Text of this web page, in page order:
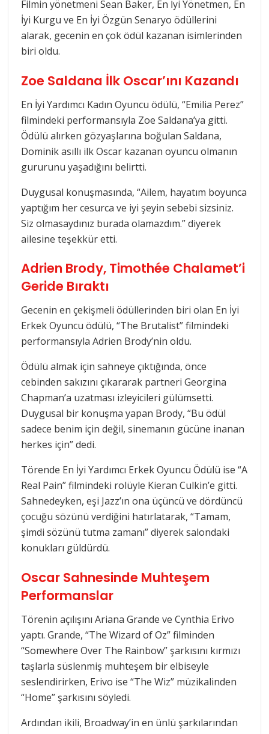
Filmin yönetmeni Sean Baker, En İyi Yönetmen, En
İyi Kurgu ve En İyi Özgün Senaryo ödüllerini
alarak, gecenin en çok ödül kazanan isimlerinden
biri oldu.
Zoe Saldana İlk Oscar’ını Kazandı
En İyi Yardımcı Kadın Oyuncu ödülü, “Emilia Perez”
filmindeki performansıyla Zoe Saldana’ya gitti.
Ödülü alırken gözyaşlarına boğulan Saldana,
Dominik asıllı ilk Oscar kazanan oyuncu olmanın
gururunu yaşadığını belirtti.
Duygusal konuşmasında, “Ailem, hayatım boyunca
yaptığım her cesurca ve iyi şeyin sebebi sizsiniz.
Siz olmasaydınız burada olamazdım.” diyerek
ailesine teşekkür etti.
Adrien Brody, Timothée Chalamet’i
Geride Bıraktı
Gecenin en çekişmeli ödüllerinden biri olan En İyi
Erkek Oyuncu ödülü, “The Brutalist” filmindeki
performansıyla Adrien Brody’nin oldu.
Ödülü almak için sahneye çıktığında, önce
cebinden sakızını çıkararak partneri Georgina
Chapman’a uzatması izleyicileri gülümsetti.
Duygusal bir konuşma yapan Brody, “Bu ödül
sadece benim için değil, sinemanın gücüne inanan
herkes için” dedi.
Törende En İyi Yardımcı Erkek Oyuncu Ödülü ise “A
Real Pain” filmindeki rolüyle Kieran Culkin’e gitti.
Sahnedeyken, eşi Jazz’ın ona üçüncü ve dördüncü
çocuğu sözünü verdiğini hatırlatarak, “Tamam,
şimdi sözünü tutma zamanı” diyerek salondaki
konukları güldürdü.
Oscar Sahnesinde Muhteşem
Performanslar
Törenin açılışını Ariana Grande ve Cynthia Erivo
yaptı. Grande, “The Wizard of Oz” filminden
“Somewhere Over The Rainbow” şarkısını kırmızı
taşlarla süslenmiş muhteşem bir elbiseyle
seslendirirken, Erivo ise “The Wiz” müzikalinden
“Home” şarkısını söyledi.
Ardından ikili, Broadway’in en ünlü şarkılarından